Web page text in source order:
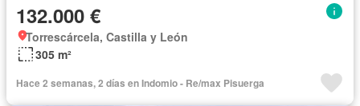
132.000 €
Torrescárcela, Castilla y León
305 m²
Hace 2 semanas, 2 días en Indomio - Re/max Pisuerga